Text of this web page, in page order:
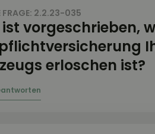
FRAGE: 2.2.23-035
vorgeschrieben,
erloschen ist?